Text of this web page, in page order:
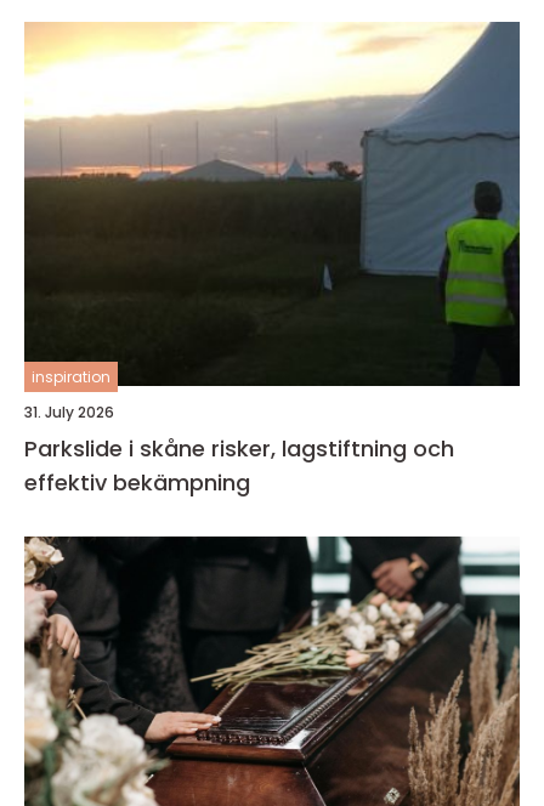
inspiration
31. July 2026
Parkslide i skåne risker, lagstiftning och
effektiv bekämpning